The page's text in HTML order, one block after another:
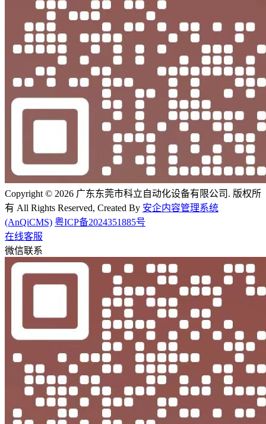
Copyright © 2026 广东东莞市科立自动化设备有限公司. 版权所
有 All Rights Reserved, Created By 安企内容管理系统
(AnQiCMS) 粤ICP备2024351885号
在线客服
微信联系